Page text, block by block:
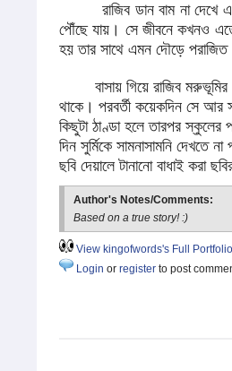
রাজিব ডান বাম না
পৌঁছে যায়। সে জীবনে কখনও
হয় তার সাথে এমন দৌড়ে
বাসায় গিয়ে রাজিব মরুভূমির
থাকে। পরবর্তী কয়েকদিন সে আর
কিছুটা ঠাণ্ডা হলে তারপর স্কুলের
দিন সুর্মিকে সামনাসামনি দেখতে
ছবি দেয়ালে টানানো বাধাই করা
Author's Notes/Comments:
Based on a true story! :)
View kingofwords's Full Portfolio
Login or register to post